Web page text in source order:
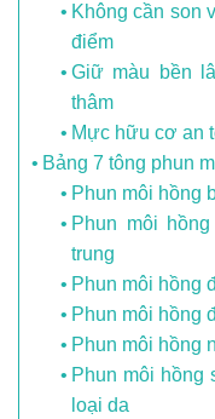
Không cần son
điểm
Giữ màu bền
thâm
Mực hữu cơ an
Bảng 7 tông phun
Phun môi hồng
Phun môi
trung
Phun môi hồng
Phun môi hồng
Phun môi hồng
Phun môi hồng
loại da